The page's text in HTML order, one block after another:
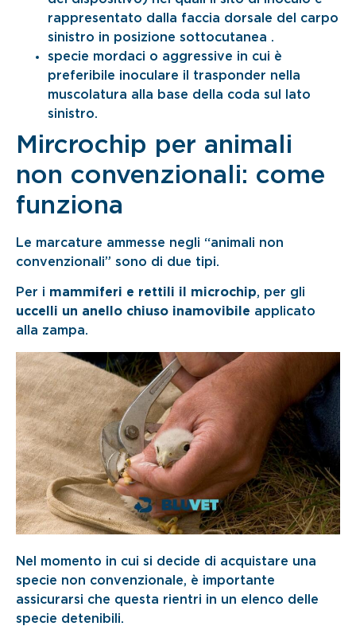
rappresentato dalla faccia dorsale del carpo
sinistro in posizione sottocutanea .
specie mordaci o aggressive in cui è
preferibile inoculare il trasponder nella
muscolatura alla base della coda sul lato
sinistro.
Mircrochip per animali
non convenzionali: come
funziona
Le marcature ammesse negli “animali non
convenzionali” sono di due tipi.
Per i mammiferi e rettili il microchip, per gli
uccelli un anello chiuso inamovibile applicato
alla zampa.
Nel momento in cui si decide di acquistare una
specie non convenzionale, è importante
assicurarsi che questa rientri in un elenco delle
specie detenibili.